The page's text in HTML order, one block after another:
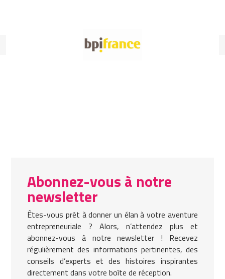
Abonnez-vous à notre
newsletter
Êtes-vous prêt à donner un élan à votre aventure
entrepreneuriale ? Alors, n’attendez plus et
abonnez-vous à notre newsletter ! Recevez
régulièrement des informations pertinentes, des
conseils d’experts et des histoires inspirantes
directement dans votre boîte de réception.